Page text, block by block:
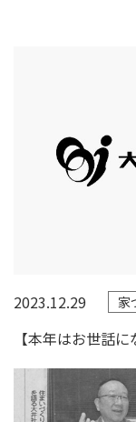
2023.12.29 家
【本年はお世話に